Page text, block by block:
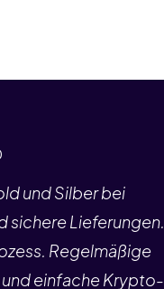
und Silber bei
sichere Lieferungen.
Regelmäßige
und einfache Krypto-